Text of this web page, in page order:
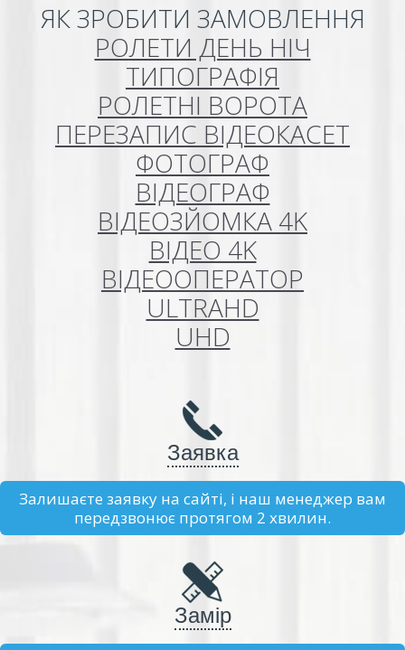
ЯК ЗРОБИТИ ЗАМОВЛЕННЯ
РОЛЕТИ ДЕНЬ НІЧ
ТИПОГРАФІЯ
РОЛЕТНІ ВОРОТА
ПЕРЕЗАПИС ВІДЕОКАСЕТ
ФОТОГРАФ
ВІДЕОГРАФ
ВІДЕОЗЙОМКА 4K
ВІДЕО 4K
ВІДЕООПЕРАТОР
ULTRAHD
UHD
Заявка
Залишаєте заявку на сайті, і наш менеджер вам
передзвонює протягом 2 хвилин.
Замір